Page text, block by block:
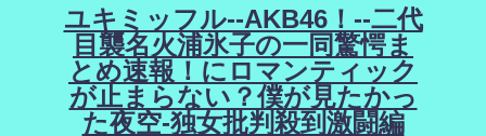
ユキミッフル--AKB46！--二代
目襲名火浦氷子の一同驚愕ま
とめ速報！にロマンティック
が止まらない？僕が見たかっ
た夜空-独女批判殺到激闘編